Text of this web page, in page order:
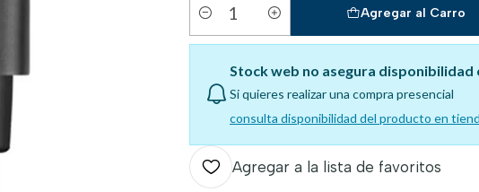
Cantidad
Agregar al Carro
Stock web no asegura disponibilidad
Si quieres realizar una compra presencial
consulta disponibilidad del producto en
Agregar a la lista de favoritos